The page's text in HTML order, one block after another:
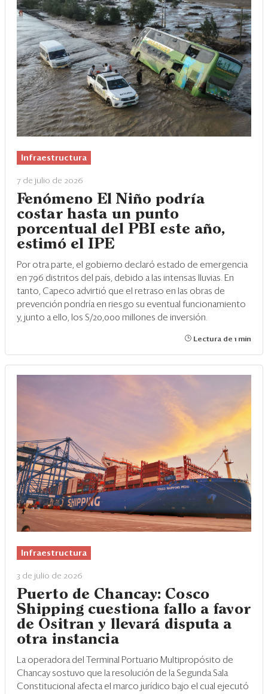
Infraestructura
7 de julio de 2026
Fenómeno El Niño podría
costar hasta un punto
porcentual del PBI este año,
estimó el IPE
Por otra parte, el gobierno declaró estado de emergencia
en 796 distritos del país, debido a las intensas lluvias. En
tanto, Capeco advirtió que el retraso en las obras de
prevención pondría en riesgo su eventual funcionamiento
y, junto a ello, los S/20,000 millones de inversión.
Lectura de 1 min
Infraestructura
3 de julio de 2026
Puerto de Chancay: Cosco
Shipping cuestiona fallo a favor
de Ositran y llevará disputa a
otra instancia
La operadora del Terminal Portuario Multipropósito de
Chancay sostuvo que la resolución de la Segunda Sala
Constitucional afecta el marco jurídico bajo el cual ejecutó